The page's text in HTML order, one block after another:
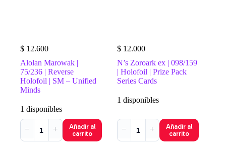
$ 12.600
Alolan Marowak |
75/236 | Reverse
Holofoil | SM – Unified
Minds
1 disponibles
− +
Añadir al
carrito
$ 12.000
N’s Zoroark ex | 098/159
| Holofoil | Prize Pack
Series Cards
1 disponibles
− +
Añadir al
carrito